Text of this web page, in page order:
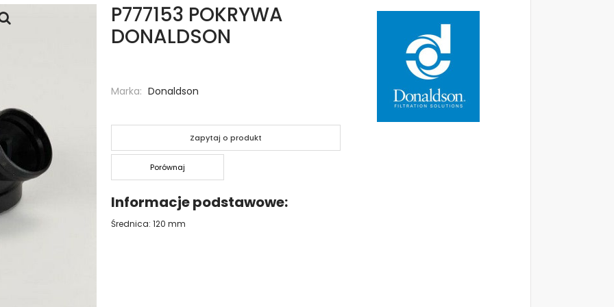
P777153 POKRYWA
DONALDSON
Marka Donaldson
Informacje podstawowe
Średnica: 120 mm
Zapytaj o produkt
Porównaj